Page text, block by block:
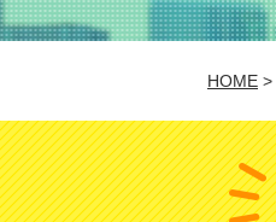
HOME >